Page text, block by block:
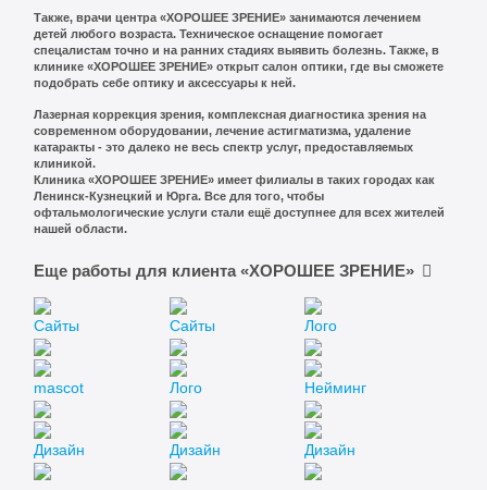
Также, врачи центра «ХОРОШЕЕ ЗРЕНИЕ» занимаются лечением
детей любого возраста. Техническое оснащение помогает
спецалистам точно и на ранних стадиях выявить болезнь. Также, в
клинике «ХОРОШЕЕ ЗРЕНИЕ» открыт салон оптики, где вы сможете
подобрать себе оптику и аксессуары к ней.
Лазерная коррекция зрения, комплексная диагностика зрения на
современном оборудовании, лечение астигматизма, удаление
катаракты - это далеко не весь спектр услуг, предоставляемых
клиникой.
Клиника «ХОРОШЕЕ ЗРЕНИЕ» имеет филиалы в таких городах как
Ленинск-Кузнецкий и Юрга. Все для того, чтобы
офтальмологические услуги стали ещё доступнее для всех жителей
нашей области.
Еще работы для клиента «ХОРОШЕЕ ЗРЕНИЕ»
Сайты Сайты Лого
mascot Лого Нейминг
Дизайн Дизайн Дизайн